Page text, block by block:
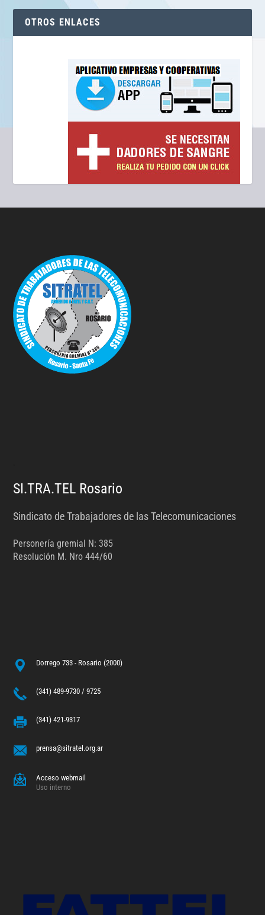
OTROS ENLACES
SI.TRA.TEL Rosario
Sindicato de Trabajadores de las Telecomunicaciones
Personería gremial N: 385
Resolución M. Nro 444/60
Dorrego 733 - Rosario (2000)
(341) 489-9730 / 9725
(341) 421-9317
prensa@sitratel.org.ar
Acceso webmail
Uso interno